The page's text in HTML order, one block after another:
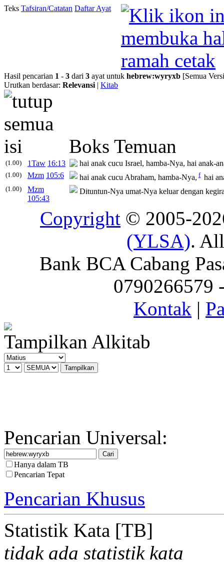
Teks Tafsiran/Catatan Daftar Ayat
Hasil pencarian 1 - 3 dari 3 ayat untuk hebrew:wyryxb [Semua
Urutkan berdasar: Relevansi | Kitab
Boks Temuan
(1.00) 1Taw 16:13 hai anak cucu Israel, hamba-Nya, hai anak-
(1.00) Mzm 105:6 hai anak cucu Abraham, hamba-Nya, f hai
(1.00)
Mzm
105:43
Dituntun-Nya umat-Nya keluar dengan
Copyright © 2005-
(YLSA).
Bank BCA Cabang
0790266579
Kontak |
Tampilkan Alkitab
Pencarian Universal:
Hanya dalam TB
Pencarian Tepat
Pencarian Khusus
Statistik Kata [TB]
tidak ada statistik kata